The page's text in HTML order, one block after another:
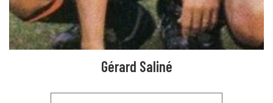
Gérard Saliné